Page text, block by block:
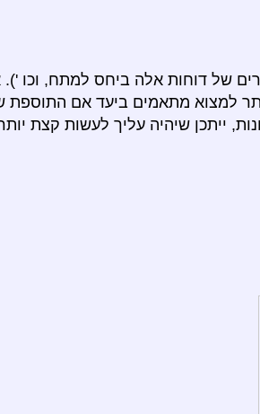
של דוחות אלה ביחס למתח, וכו ').
למצוא מתאמים ביעד אם התוספת
ייתכן שיהיה עליך לעשות קצת